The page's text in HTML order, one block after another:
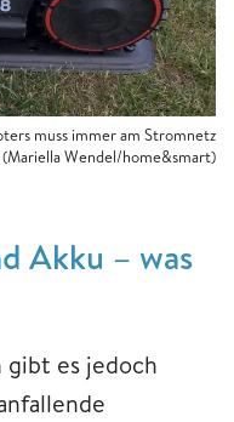
muss immer am Stromnetz
Wendel/home&smart)
Akku – was
es jedoch